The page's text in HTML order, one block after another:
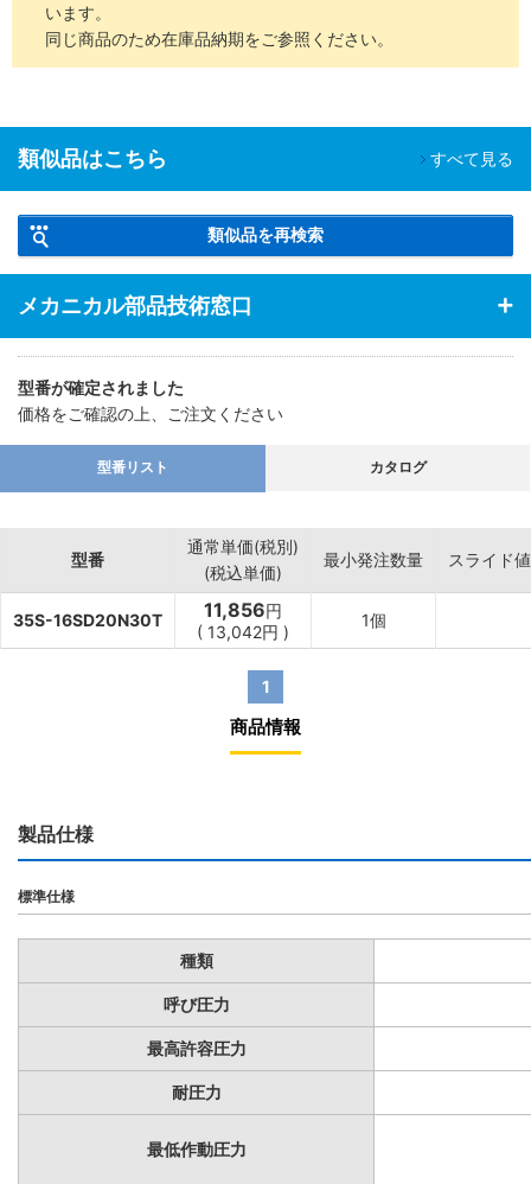
います。
同じ商品のため在庫品納期をご参照ください。
類似品はこちら すべて見る
類似品を再検索
メカニカル部品技術窓口
型番が確定されました
価格をご確認の上、ご注文ください
型番リスト カタログ
型番
通常単価(税別)
(税込単価)
最小発注数量 スライド
35S-16SD20N30T 11,856円
( 13,042円 )
1個
1
商品情報
製品仕様
標準仕様
種類
呼び圧力
最高許容圧力
耐圧力
最低作動圧力